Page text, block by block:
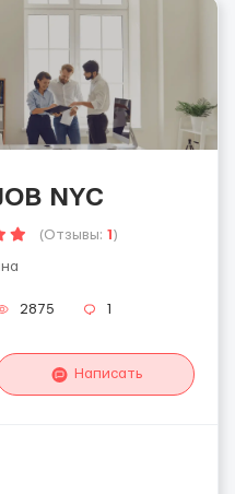
NYC
(Отзывы: 1 )
2875 1
Написать